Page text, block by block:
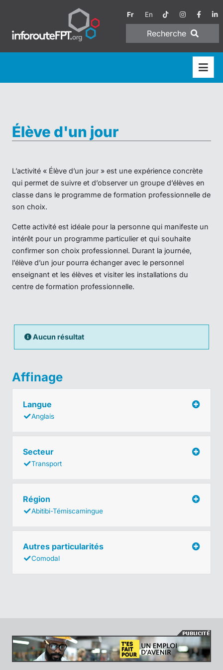
Fr En
Recherche
Élève d'un jour
L’activité « Élève d’un jour » est une expérience concrète
qui permet de suivre et d’observer un groupe d’élèves en
classe dans le programme de formation professionnelle de
son choix.
Cette activité est idéale pour la personne qui manifeste un
intérêt pour un programme particulier et qui souhaite
confirmer son choix professionnel. Durant la journée,
l’élève d’un jour pourra échanger avec le personnel
enseignant et les élèves et visiter les installations du
centre de formation professionnelle.
Aucun résultat
Affinage
Langue
Anglais
Secteur
Transport
Région
Abitibi-Témiscamingue
Autres particularités
Comodal